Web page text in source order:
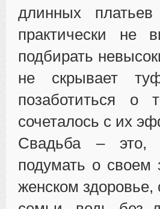
длинных
практически не
подбирать
не скрывает
позаботиться о
сочеталось с их
Свадьба – это,
подумать о своем
женском здоровье,